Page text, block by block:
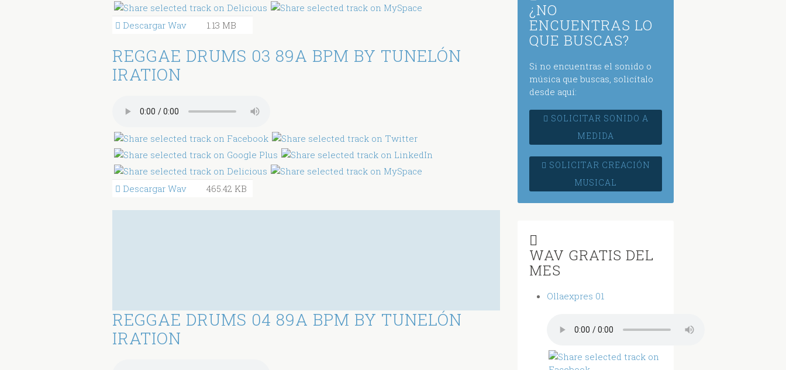
Descargar Wav 1.13 MB
REGGAE DRUMS 03 89A BPM BY TUNELÓN
IRATION
Descargar Wav 465.42 KB
REGGAE DRUMS 04 89A BPM BY TUNELÓN
IRATION
¿NO
ENCUENTRAS LO
QUE BUSCAS?
Si no encuentras el sonido o
música que buscas, solicítalo
desde aquí:
SOLICITAR SONIDO A
MEDIDA
SOLICITAR CREACIÓN
MUSICAL
WAV GRATIS DEL
MES
Ollaexpres 01